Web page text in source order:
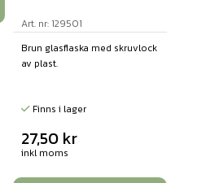
Art. nr: 129501
Brun glasflaska med skruvlock
av plast.
Finns i lager
27,50 kr
inkl moms